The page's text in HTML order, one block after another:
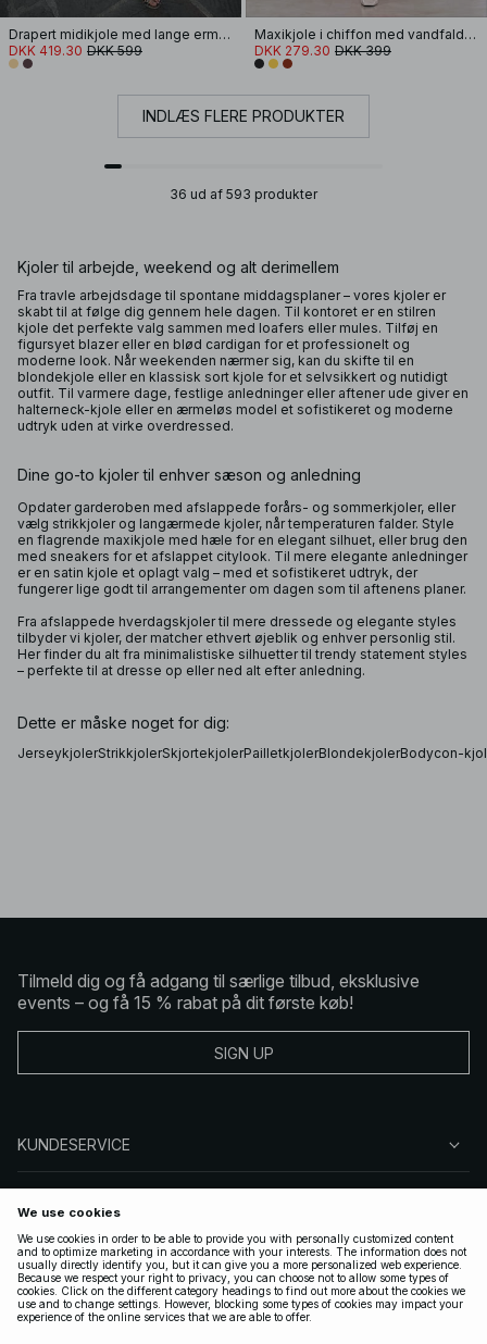
Drapert midikjole med lange ermer og åpen rygg
DKK 419.30 DKK 599
Maxikjole i chiffon med vandfaldseffekt og tørklæde
DKK 279.30 DKK 399
INDLÆS FLERE PRODUKTER
36 ud af 593 produkter
Kjoler til arbejde, weekend og alt derimellem
Fra travle arbejdsdage til spontane middagsplaner – vores kjoler er
skabt til at følge dig gennem hele dagen. Til kontoret er en stilren
kjole det perfekte valg sammen med loafers eller mules. Tilføj en
figursyet blazer eller en blød cardigan for et professionelt og
moderne look. Når weekenden nærmer sig, kan du skifte til en
blondekjole eller en klassisk sort kjole for et selvsikkert og nutidigt
outfit. Til varmere dage, festlige anledninger eller aftener ude giver en
halterneck-kjole eller en ærmeløs model et sofistikeret og moderne
udtryk uden at virke overdressed.
Dine go-to kjoler til enhver sæson og anledning
Opdater garderoben med afslappede forårs- og sommerkjoler, eller
vælg strikkjoler og langærmede kjoler, når temperaturen falder. Style
en flagrende maxikjole med hæle for en elegant silhuet, eller brug den
med sneakers for et afslappet citylook. Til mere elegante anledninger
er en satin kjole et oplagt valg – med et sofistikeret udtryk, der
fungerer lige godt til arrangementer om dagen som til aftenens planer.
Fra afslappede hverdagskjoler til mere dressede og elegante styles
tilbyder vi kjoler, der matcher ethvert øjeblik og enhver personlig stil.
Her finder du alt fra minimalistiske silhuetter til trendy statement styles
– perfekte til at dresse op eller ned alt efter anledning.
Dette er måske noget for dig:
JerseykjolerStrikkjolerSkjortekjolerPailletkjolerBlondekjolerBodycon-
Tilmeld dig og få adgang til særlige tilbud, eksklusive
events – og få 15 % rabat på dit første køb!
SIGN UP
KUNDESERVICE
FØLG OS
GYLDIGE